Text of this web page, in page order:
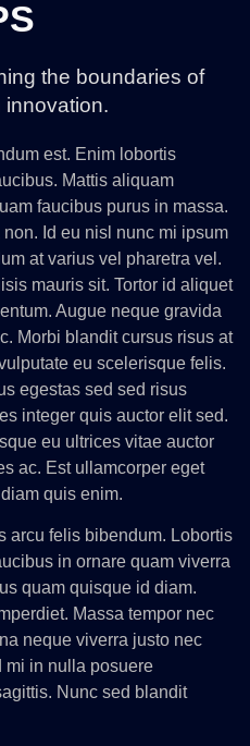
the boundaries of
est. Enim lobortis
Mattis aliquam
faucibus purus in massa.
Id eu nisl nunc mi ipsum
at varius vel pharetra vel.
mauris sit. Tortor id aliquet
Augue neque gravida
Morbi blandit cursus risus at
eu scelerisque felis.
egestas sed sed risus
integer quis auctor elit sed.
eu ultrices vitae auctor
ac. Est ullamcorper eget
quis enim.
arcu felis bibendum. Lobortis
in ornare quam viverra
quam quisque id diam.
Massa tempor nec
neque viverra justo nec
mi in nulla posuere
Nunc sed blandit